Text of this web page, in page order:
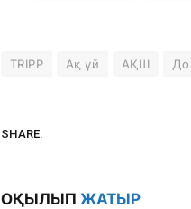
TRIPP Ақ үй АҚШ
SHARE.
ОҚЫЛЫП ЖАТЫР